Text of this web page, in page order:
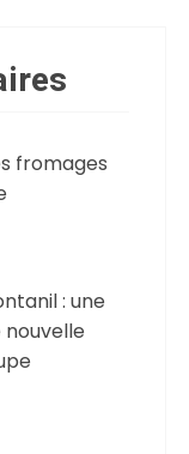
fromages
: une